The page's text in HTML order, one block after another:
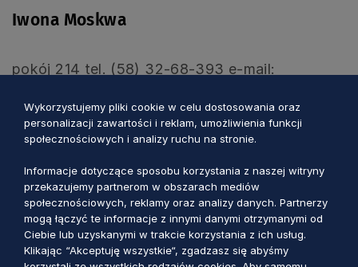
Iwona Moskwa
pokój 214 tel. (58) 32-68-393 e-mail:
Natalia Wrzała
pokój 210 tel. (58) 32-68-484 e-mail:
n.wrzala@pomorskie.eu
Joanna Nowakowska
Wykorzystujemy pliki cookie w celu dostosowania oraz
personalizacji zawartości i reklam, umożliwienia funkcji
społecznościowych i analizy ruchu na stronie.
Informacje dotyczące sposobu korzystania z naszej witryny
przekazujemy partnerom w obszarach mediów
społecznościowych, reklamy oraz analizy danych. Partnerzy
mogą łączyć te informacje z innymi danymi otrzymanymi od
Ciebie lub uzyskanymi w trakcie korzystania z ich usług.
Klikając “Akceptuję wszystkie“, zgadzasz się abyśmy